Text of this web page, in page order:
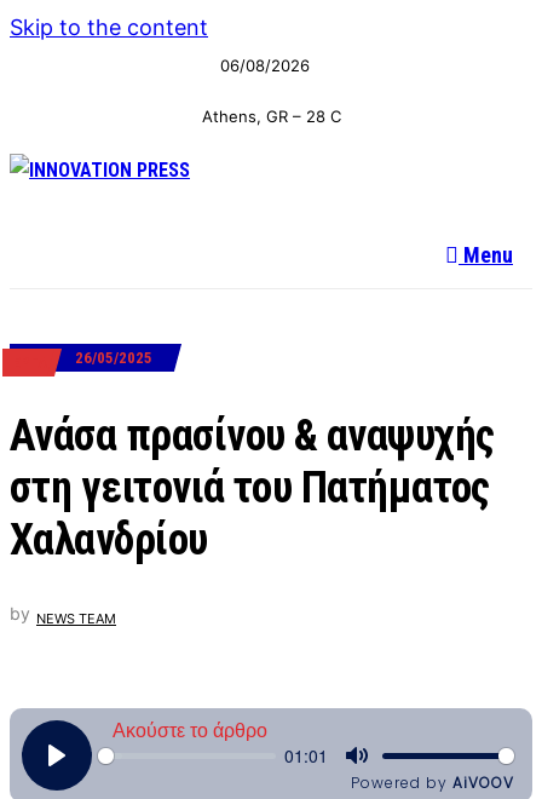
Skip to the content
06/08/2026
Athens, GR – 28 C
Menu
26/05/2025
Ανάσα πρασίνου & αναψυχής
στη γειτονιά του Πατήματος
Χαλανδρίου
by NEWS TEAM